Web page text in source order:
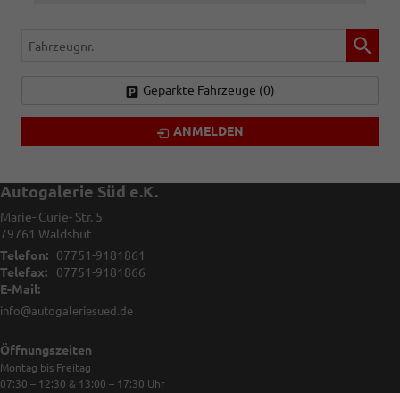
Fahrzeugnr.
Geparkte Fahrzeuge (0)
ANMELDEN
Autogalerie Süd e.K.
Marie- Curie- Str. 5
79761 Waldshut
Telefon:
07751-9181861
Telefax:
07751-9181866
E-Mail:
info@autogaleriesued.de
Öffnungszeiten
Montag bis Freitag
07:30 – 12:30 & 13:00 – 17:30 Uhr